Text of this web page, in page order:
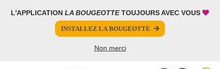
L'APPLICATION LA BOUGEOTTETOUJOURS AVEC VOUS
INSTALLEZ LA BOUGEOTTE
Non merci
FERMER
PARTAGER
FERMER
Votre inscription à la newsletter a été effectuée.